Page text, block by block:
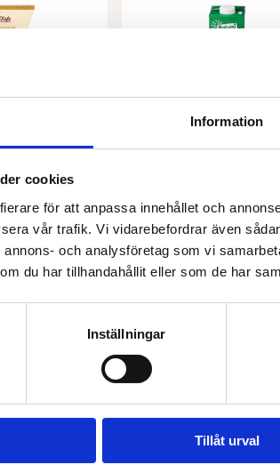
Information
cookies
för att anpassa innehållet och
vår trafik. Vi vidarebefordrar även
och analysföretag som vi
du har tillhandahållit eller som de har
Inställningar
Tillåt urval
EKO 75 g
33,00 kr
Lägg till i varukorg